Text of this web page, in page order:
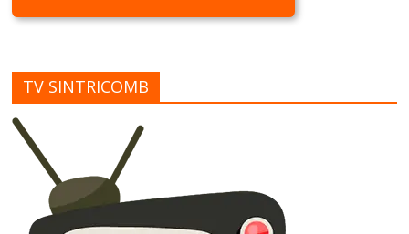
TV SINTRICOMB